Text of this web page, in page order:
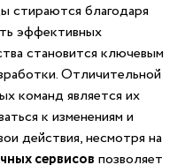
стираются благодаря
эффективных⁣
становится ключевым
Отличительной
команд является их
‌к изменениям и
действия, несмотря⁢ на
сервисов позволяет